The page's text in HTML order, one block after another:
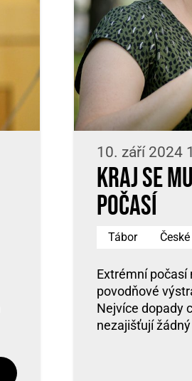
10. září 2024
Kraj se
počasí
Tábor
Extrémní
povodňové
Nejvíce dopady
nezajišťují